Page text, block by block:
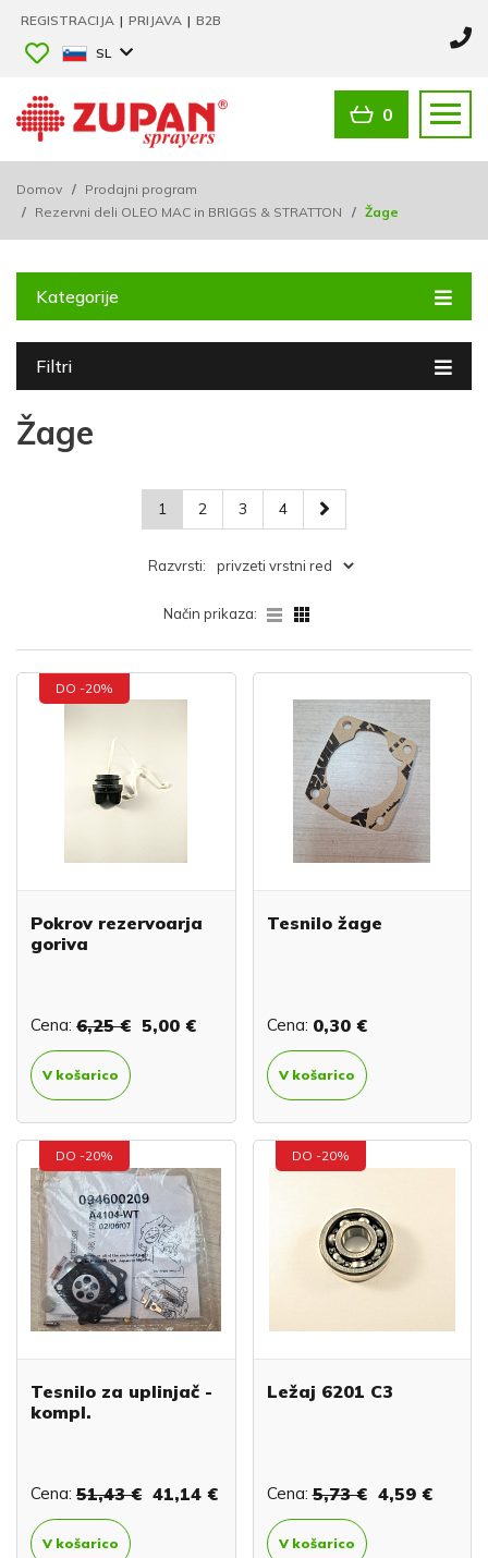
REGISTRACIJA | PRIJAVA | B2B
SL
0
Domov / Prodajni program
/ Rezervni deli OLEO MAC in BRIGGS & STRATTON / Žage
Kategorije
Filtri
Žage
1 2 3 4
Razvrsti:
Način prikaza:
DO -20%
Pokrov rezervoarja
goriva
Cena: 6,25 € 5,00 €
V košarico
Tesnilo žage
Cena: 0,30 €
V košarico
DO -20%
Tesnilo za uplinjač -
kompl.
Cena: 51,43 € 41,14 €
V košarico
DO -20%
Ležaj 6201 C3
Cena: 5,73 € 4,59 €
V košarico